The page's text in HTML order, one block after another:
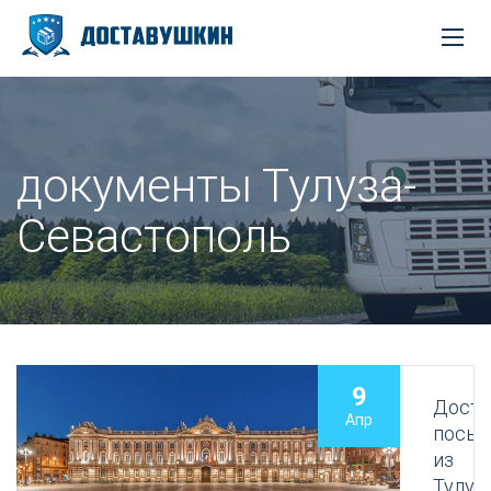
документы Тулуза-
Севастополь
9
Апр
из